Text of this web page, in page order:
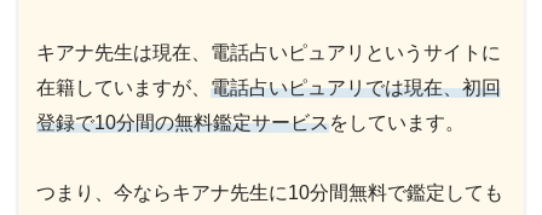
キアナ先生は現在、電話占いピュアリというサイトに
在籍していますが、 電話占いピュアリでは現在、初回
登録で10分間の無料鑑定サービスをしています。
つまり、今ならキアナ先生に10分間無料で鑑定しても